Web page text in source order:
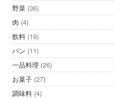
野菜 (36)
肉 (4)
飲料 (19)
パン (11)
一品料理 (26)
お菓子 (27)
調味料 (4)